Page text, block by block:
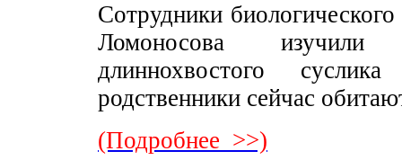
Сотрудники
Ломоносова изучили
длиннохвостого
родственники сейчас
(Подробнее >>)